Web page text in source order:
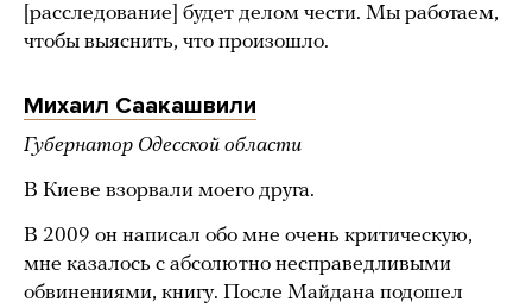
[расследование] будет делом чести. Мы работаем,
чтобы выяснить, что произошло.
Михаил Саакашвили
Губернатор Одесской области
В Киеве взорвали моего друга.
В 2009 он написал обо мне очень критическую,
мне казалось с абсолютно несправедливыми
обвинениями, книгу. После Майдана подошел